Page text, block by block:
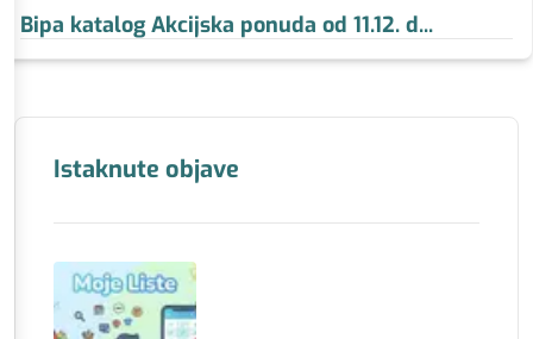
Bipa katalog Akcijska ponuda od 11.12. d...
Istaknute objave